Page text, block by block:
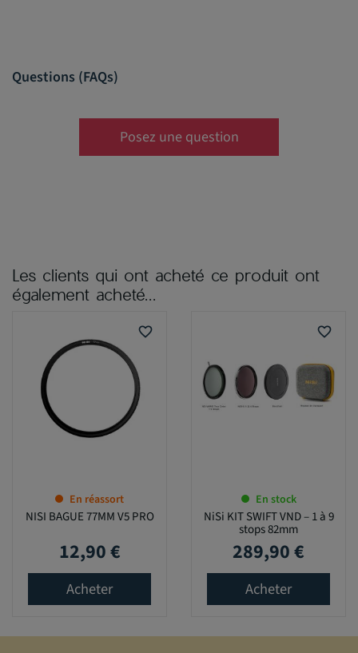
Questions (FAQs)
Posez une question
Les clients qui ont acheté ce produit ont
également acheté...
favorite_border
En réassort
NISI BAGUE 77MM V5 PRO
Prix
12,90 €
Acheter
favorite_border
En stock
NiSi KIT SWIFT VND – 1 à 9
stops 82mm
Prix
289,90 €
Acheter